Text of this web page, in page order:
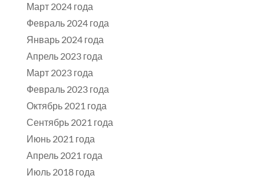
Март 2024 года
Февраль 2024 года
Январь 2024 года
Апрель 2023 года
Март 2023 года
Февраль 2023 года
Октябрь 2021 года
Сентябрь 2021 года
Июнь 2021 года
Апрель 2021 года
Июль 2018 года